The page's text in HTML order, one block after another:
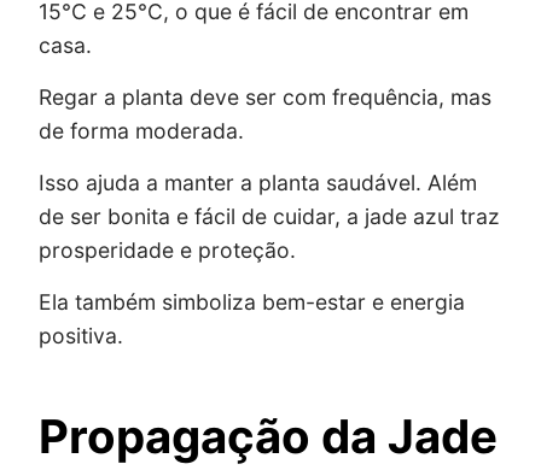
15°C e 25°C, o que é fácil de encontrar em
casa.
Regar a planta deve ser com frequência, mas
de forma moderada.
Isso ajuda a manter a planta saudável. Além
de ser bonita e fácil de cuidar, a jade azul traz
prosperidade e proteção.
Ela também simboliza bem-estar e energia
positiva.
Propagação da Jade